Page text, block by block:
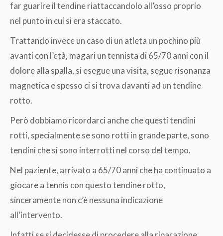
far guarire il tendine riattaccandolo all’osso proprio
nel punto in cui si era staccato.
Trattando invece un caso di un atleta un pochino più
avanti con l’età, magari un tennista di 65/70 anni con il
dolore alla spalla, si esegue una visita, segue risonanza
magnetica e spesso ci si trova davanti ad un tendine
rotto.
Però dobbiamo ricordarci anche che questi tendini
rotti, specialmente se sono rotti in grande parte, sono
tendini che si sono interrotti nel corso del tempo.
Nel paziente, arrivato a 65/70 anni che ha continuato a
giocare a tennis con questo tendine rotto,
sinceramente non c’è nessuna indicazione
all’intervento.